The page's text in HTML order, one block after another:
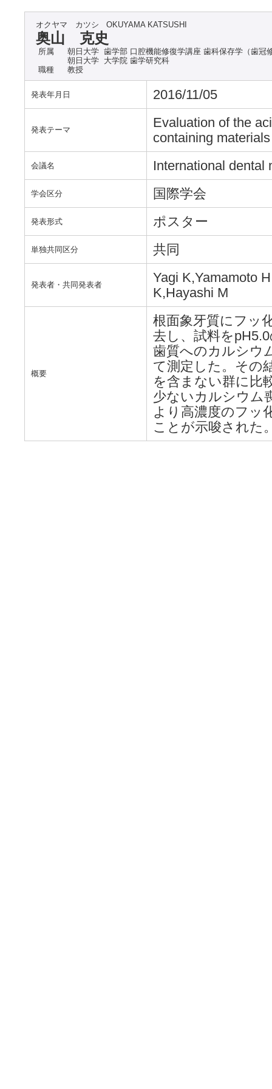
オクヤマ カツシ OKUYAMA KATSUSHI
奥山 克史
所属
朝日大学 歯学部 口腔機能修復学講座 歯科保存学（歯冠
朝日大学 大学院 歯学研究科
職種
教授
発表年月日 2016/11/05
発表テーマ
Evaluation of the
containing
会議名 International dental
学会区分 国際学会
発表形式 ポスター
単独共同区分 共同
発表者・共同発表者
Yagi K,Yamamoto
K,Hayashi M
概要
根面象牙質にフッ
去し、試料を
歯質へのカルシウ
て測定した。その
を含まない群に比
少ないカルシウム
より高濃度のフッ
ことが示唆された